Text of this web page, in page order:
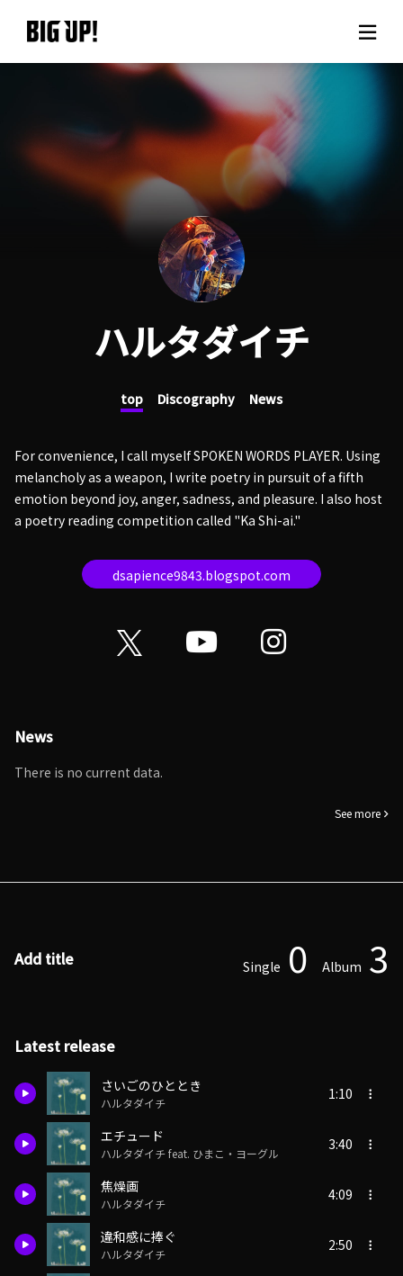
About BIG UP!
News
Rate plan
support
Usage flow
Questions
ハルタダイチ
top Discography News
For convenience, I call myself SPOKEN WORDS PLAYER. Using
melancholy as a weapon, I write poetry in pursuit of a fifth
emotion beyond joy, anger, sadness, and pleasure. I also host
a poetry reading competition called "Ka Shi-ai."
dsapience9843.blogspot.com
News
There is no current data.
See more
Add title Single 0 Album 3
Latest release
さいごのひととき
ハルタダイチ
1:10
エチュード
ハルタダイチ feat. ひまこ・ヨーグル
3:40
焦燥画
ハルタダイチ
4:09
違和感に捧ぐ
ハルタダイチ
2:50